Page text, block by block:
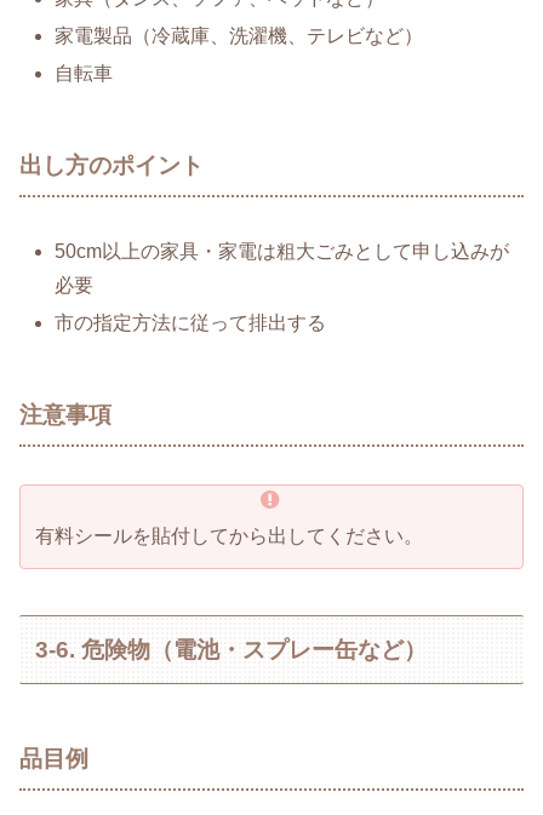
家電製品（冷蔵庫、洗濯機、テレビなど）
自転車
出し方のポイント
50cm以上の家具・家電は粗大ごみとして申し込みが
必要
市の指定方法に従って排出する
注意事項
有料シールを貼付してから出してください。
3-6. 危険物（電池・スプレー缶など）
品目例